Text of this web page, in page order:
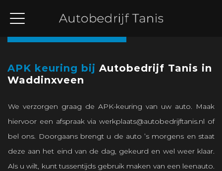
APK keuring bij Autobedrijf Tanis in
Waddinxveen
We verzorgen graag de APK-keuring van uw auto. Maak
hiervoor een afspraak viawerkplaats@autobedrijftanis.nl of
bel ons. Doorgaans brengt u de auto ’s morgens en staat
deze aan het eind van de dag, gekeurd en wel weer klaar.
Als u wilt, kunt tussentijds gebruik maken van een leenauto.